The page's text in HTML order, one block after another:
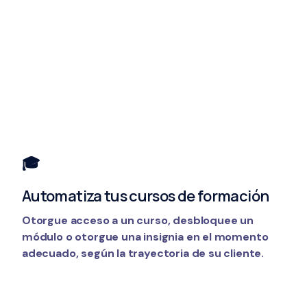
🎓
Automatiza tus cursos de formación
Otorgue acceso a un curso, desbloquee un
módulo o otorgue una insignia en el momento
adecuado, según la trayectoria de su cliente.